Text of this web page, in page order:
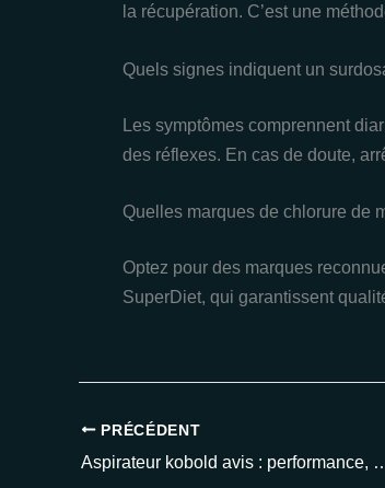
la récupération. C’est une
Quels signes indiquent un
Les symptômes comprennent
des réflexes. En cas de doute,
Quelles marques de chlorure de
Optez pour des marques
SuperDiet, qui garantissent
PRÉCÉDENT
Aspirateur kobold avis : performance,